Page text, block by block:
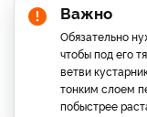
Важно
Обязательно
чтобы под его
ветви
тонким слоем
побыстрее